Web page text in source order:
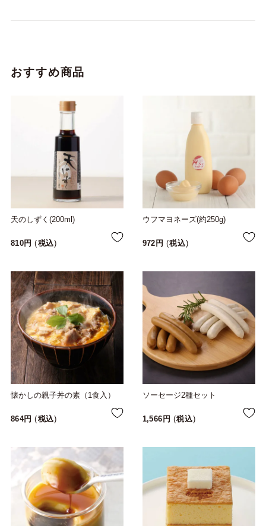
おすすめ商品
天のしずく(200ml)
810 税込
ウフマヨネーズ(約250g)
972 税込
懐かしの親子丼の素（1食入）
864 税込
ソーセージ2種セット
1,566 税込